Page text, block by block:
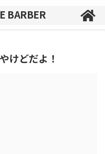
けどだよ！
BARBER